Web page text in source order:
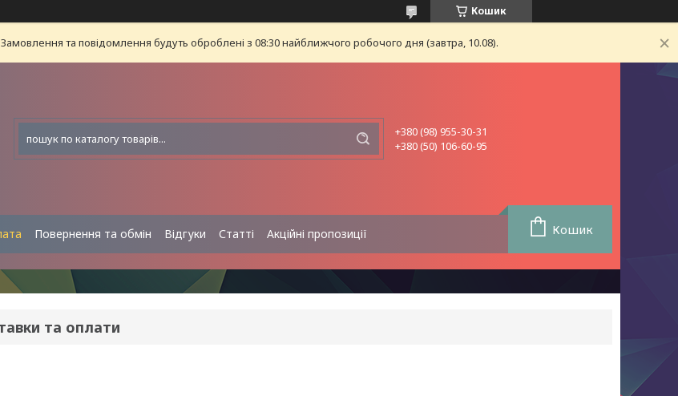
Кошик
та повідомлення будуть оброблені з 08:30 найближчого робочого дня (завтра, 10.08).
+380 (98) 955-30-31
+380 (50) 106-60-95
Повернення та обмін Відгуки Статті Акційні пропозиції Кошик
та оплати